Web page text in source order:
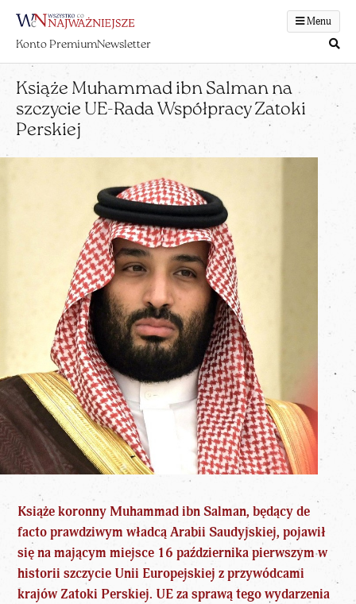
Menu
Konto PremiumNewsletter
Książe Muhammad ibn Salman na
szczycie UE-Rada Współpracy Zatoki
Perskiej
Książe koronny Muhammad ibn Salman, będący de
facto prawdziwym władcą Arabii Saudyjskiej, pojawił
się na mającym miejsce 16 października pierwszym w
historii szczycie Unii Europejskiej z przywódcami
krajów Zatoki Perskiej. UE za sprawą tego wydarzenia